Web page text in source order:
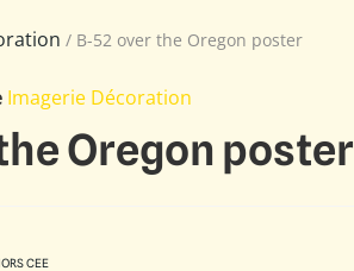
/ B-52 over the Oregon poster
Imagerie Décoration
Oregon poster
CEE